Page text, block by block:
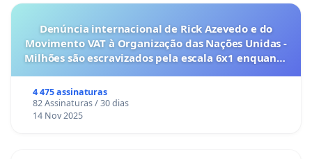
Denúncia internacional de Rick Azevedo e do
Movimento VAT à Organização das Nações Unidas -
Milhões são escravizados pela escala 6x1 enquanto
4 475 assinaturas
82 Assinaturas / 30 dias
14 Nov 2025